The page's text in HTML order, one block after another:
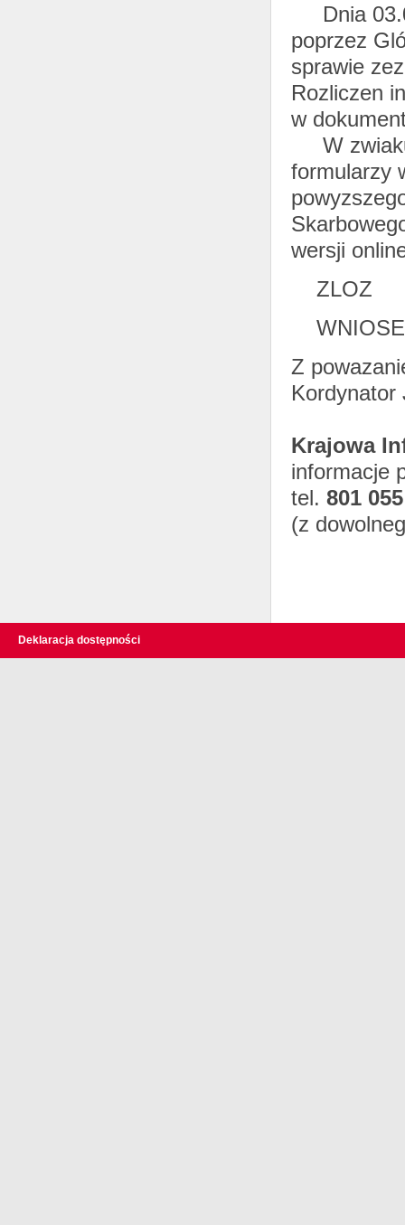
Dnia
poprzez
sprawie
Rozliczen
w
W zwiaku
formularzy
wersji
ZLOZ
Z
Kordynator
Krajowa
informacje
tel. 801
(z
Deklaracja dostępności